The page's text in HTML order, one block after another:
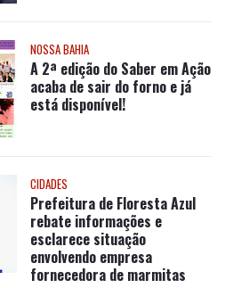
NOSSA BAHIA
A 2ª edição do Saber em Ação
acaba de sair do forno e já
está disponível!
CIDADES
Prefeitura de Floresta Azul
rebate informações e
esclarece situação
envolvendo empresa
fornecedora de marmitas